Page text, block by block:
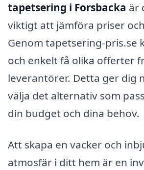
tapetsering i Forsbacka är
viktigt att jämföra priser
Genom tapetsering-pris.se
och enkelt få olika offerter
leverantörer. Detta ger dig
välja det alternativ som
din budget och dina behov.
Att skapa en vacker och
atmosfär i ditt hem är en